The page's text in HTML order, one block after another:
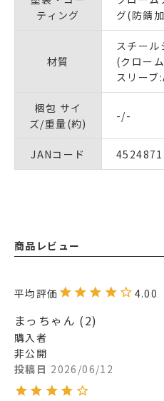
ティング
グ(防錆
材質
スチー
(クロー
スリーブ
梱包 サイ
ズ/重量(約)
-/-
JANコード
商品レビュー
4.00
まっちゃん 2
購入者
非公開
投稿日 2026/06/12